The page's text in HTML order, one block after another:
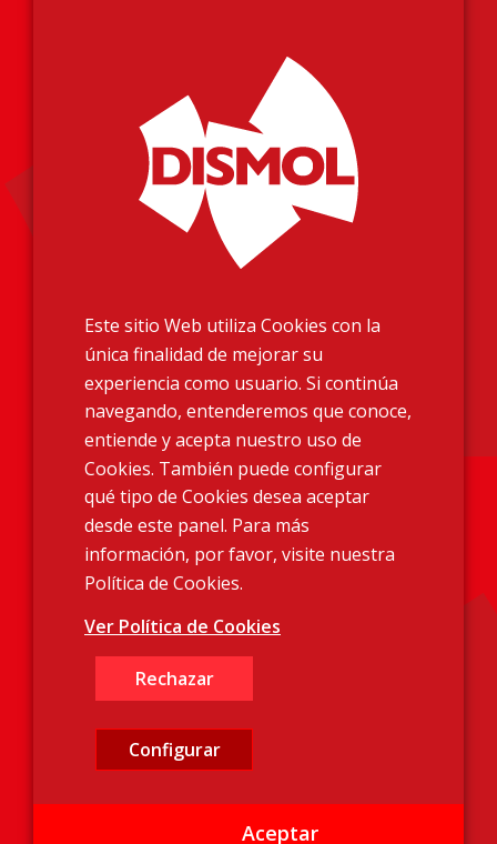
Información Legal
Aviso Legal
Política de Privacidad
Política de Cookies
Más información
Homologaciones
Condiciones de Venta
Contacto
Encuéntranos
Polígono Industrial La Pedrosa. C /
Masquefa (Barcelona)
(+34) 93 772 88 88
Este sitio Web utiliza Cookies con la
única finalidad de mejorar su
experiencia como usuario. Si continúa
navegando, entenderemos que conoce,
entiende y acepta nuestro uso de
Cookies. También puede configurar
qué tipo de Cookies desea aceptar
desde este panel. Para más
información, por favor, visite nuestra
Política de Cookies.
Ver Política de Cookies
Rechazar
Configurar
Aceptar